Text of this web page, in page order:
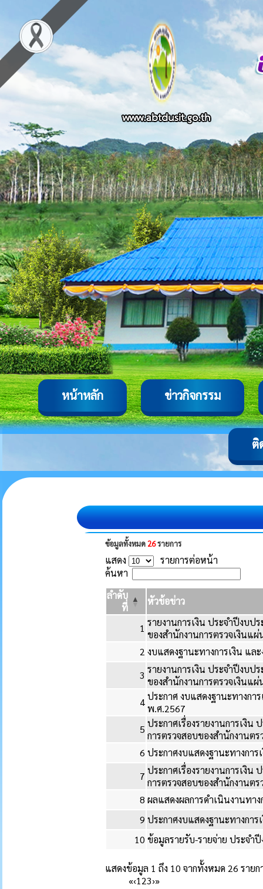
หน้าหลัก ข่าวกิจกรรม
ติ
ข้อมูลทั้งหมด 26รายการ
แสดง
รายการต่อหน้า
ค้นหา
ลำดับ
ที่
หัวข้อข่าว
1 รายงานการเงิน ประจำปีงบป
ของสำนักงานการตรวจเงินแ
2 งบแสดงฐานะทางการเงิน แ
3 รายงานการเงิน ประจำปีงบป
ของสำนักงานการตรวจเงินแ
4ประกาศ งบแสดงฐานะทางก
พ.ศ.2567
5 ประกาศเรื่องรายงานการเงิ
การตรวจสอบของสำนักงานต
6 ประกาศงบแสดงฐานะทางกา
7 ประกาศเรื่องรายงานการเงิ
การตรวจสอบของสำนักงานต
8 ผลแสดงผลการดำเนินงานทา
9 ประกาศงบแสดงฐานะทางกา
10 ข้อมูลรายรับ-รายจ่าย ประจำ
แสดงข้อมูล 1 ถึง 10 จากทั้งหมด 26 รายก
«‹123›»